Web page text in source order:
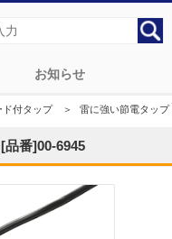
お知らせ
ド付タップ＞ 雷に強い節電タッ
品番]00-6945